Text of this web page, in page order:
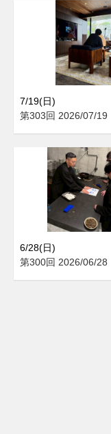
7/19(日)
第303回 2026/07/19
6/28(日)
第300回 2026/06/28